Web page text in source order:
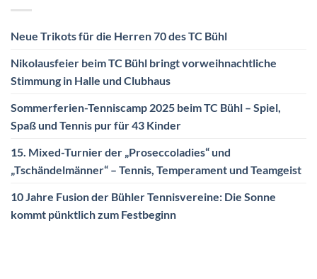
Neue Trikots für die Herren 70 des TC Bühl
Nikolausfeier beim TC Bühl bringt vorweihnachtliche
Stimmung in Halle und Clubhaus
Sommerferien-Tenniscamp 2025 beim TC Bühl – Spiel,
Spaß und Tennis pur für 43 Kinder
15. Mixed-Turnier der „Proseccoladies“ und
„Tschändelmänner“ – Tennis, Temperament und Teamgeist
10 Jahre Fusion der Bühler Tennisvereine: Die Sonne
kommt pünktlich zum Festbeginn